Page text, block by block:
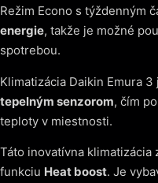
Režim Econo s týždenným
energie, takže je možné
spotrebou.
Klimatizácia Daikin Emura 3
tepelným senzorom, čím
teploty v miestnosti.
Táto inovatívna klimatizácia
funkciu Heat boost. Je